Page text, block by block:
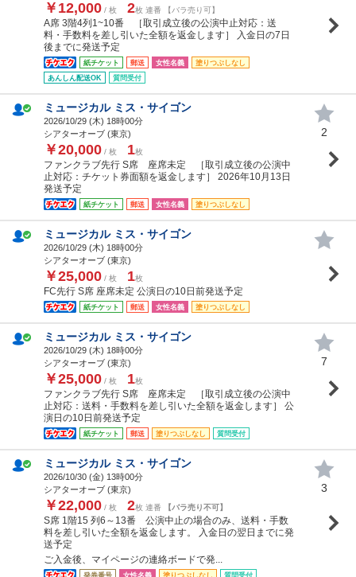
￥12,000 / 枚 2枚 連番 【バラ売り可】
A席 3階4列1~10番 ［取引成立後の公演中止対応：送
料・手数料を差し引いた全額を返金します］ 入金日の7日
後までに発送予定
紙チケット 郵送 女性名義
塗りつぶしなし
あんしん配送OK
質問受付
ミュージカル ミス・サイゴン
2026/10/29 (木) 18時00分
シアターオーブ (東京)
￥20,000 / 枚 1枚
ファンクラブ先行 S席 座席未定 ［取引成立後の公演中
止対応：チケット券面額を返金します］ 2026年10月13日
発送予定
紙チケット 郵送 女性名義 塗りつぶしなし
2
ミュージカル ミス・サイゴン
2026/10/29 (木) 18時00分
シアターオーブ (東京)
￥25,000 / 枚 1枚
FC先行 S席 座席未定 公演日の10日前発送予定
紙チケット 郵送 女性名義 塗りつぶしなし
ミュージカル ミス・サイゴン
2026/10/29 (木) 18時00分
シアターオーブ (東京)
￥25,000 / 枚 1枚
ファンクラブ先行 S席 座席未定 ［取引成立後の公演中
止対応：送料・手数料を差し引いた全額を返金します］ 公
演日の10日前発送予定
紙チケット 郵送 塗りつぶしなし 質問受付
7
ミュージカル ミス・サイゴン
2026/10/30 (金) 13時00分
シアターオーブ (東京)
￥22,000 / 枚 2枚 連番 【バラ売り不可】
S席 1階15 列6～13番 公演中止の場合のみ、送料・手数
料を差し引いた全額を返金します。 入金日の翌日までに発
送予定
ご入金後、マイページの連絡ボードで発...
発券番号 女性名義 塗りつぶしなし 質問受付
3